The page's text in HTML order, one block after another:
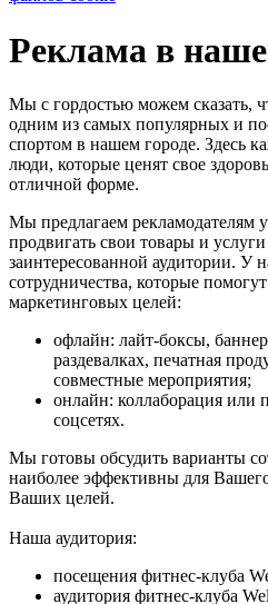
Реклама в
Мы с гордостью можем сказать,
одним из самых популярных и
спортом в нашем городе. Здесь
люди, которые ценят свое
отличной форме.
Мы предлагаем рекламодателям
продвигать свои товары и
заинтересованной аудитории. У
сотрудничества, которые
маркетинговых целей:
офлайн: лайт-боксы,
раздевалках, печатная
совместные мероприятия;
онлайн: коллаборация или
соцсетях.
Мы готовы обсудить варианты
наиболее эффективны для
Ваших целей.
Наша аудитория:
посещения фитнес-клуба
аудитория фитнес-клуба